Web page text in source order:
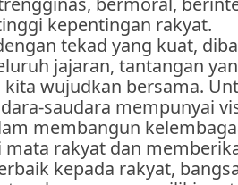
kepentingan rakyat.
tekad yang kuat,
jajaran, tantangan
wujudkan bersama.
saudara mempunyai
membangun
rakyat dan
kepada rakyat,